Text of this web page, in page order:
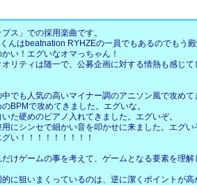
ス」での採用楽曲です。
んはbeatnation RYHZEの一員でもあるのでもう
い！エグいなオマっちゃん！
オリティは随一で、公募企画に対する情熱も感じ
でも人気の高いマイナー調のアニソン風で攻め
BPMで攻めてきました。エグいな。
た硬めのピアノ入れてきました。エグいぞ。
にシンセで細かい音を叩かせに来ました。エグい
い！！！！！！！！！
だけゲームの事を考えて、ゲームとなる要素を理
に狙いまくっているのは、逆に潔くポイントが高